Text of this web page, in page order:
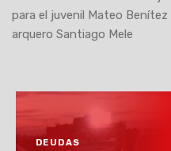
para el juvenil Mateo Benítez
arquero Santiago Mele
DEUDAS